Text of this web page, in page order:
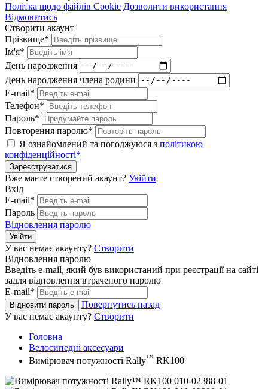
Політка щодо файлів Cookie Дозволити використання
Відмовитись
Створити акаунт
Прізвище*
Ім'я*
День народження
День народження члена родини
E-mail*
Телефон*
Пароль*
Повторення паролю*
Я ознайомлений та погоджуюся з політикою
конфіденційності*
Зареєструватися
Вже маєте створений акаунт? Увійти
Вхід
E-mail*
Пароль
Відновлення паролю
Увійти
У вас немає акаунту? Створити
Відновлення паролю
Введіть e-mail, який був використаний при реєстрації на сайті
задля відновлення втраченого паролю
E-mail*
Відновити пароль
Повернутись назад
У вас немає акаунту? Створити
Головна
Велосипедні аксесуари
Вимірювач потужності Rally™ RK100